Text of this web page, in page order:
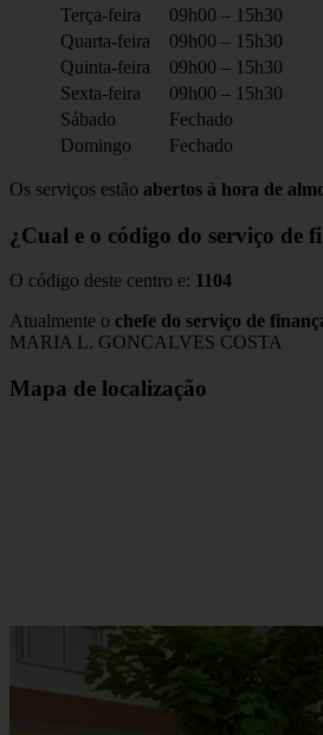
Terça-feira
09h00 – 15h30
Quarta-feira
09h00 – 15h30
Quinta-feira
09h00 – 15h30
Sexta-feira
09h00 – 15h30
Sábado
Fechado
Domingo
Fechado
Os serviços estão abertos à hora de
¿Cual e o código do serviço de
O código deste centro e: 1104
Atualmente o chefe do serviço de
MARIA L. GONCALVES COSTA
Mapa de localização